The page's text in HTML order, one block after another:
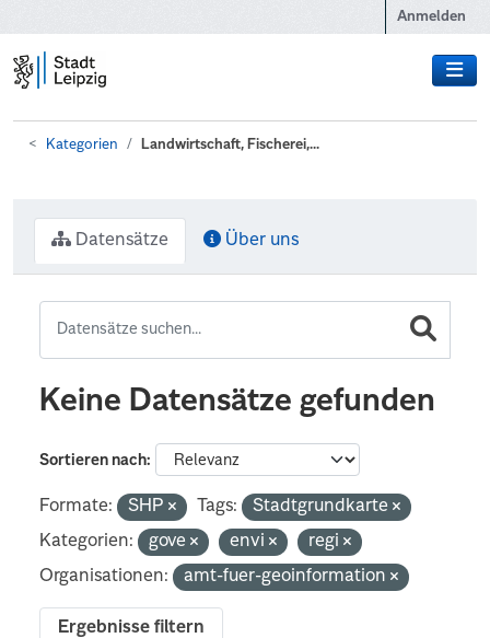
Anmelden
Kategorien Landwirtschaft, Fischerei,...
Datensätze Über uns
Keine Datensätze gefunden
Sortieren nach
Formate: SHP Tags:
Stadtgrundkarte
Kategorien:
gove envi
regi
Organisationen:
amt-fuer-geoinformation
Ergebnisse filtern